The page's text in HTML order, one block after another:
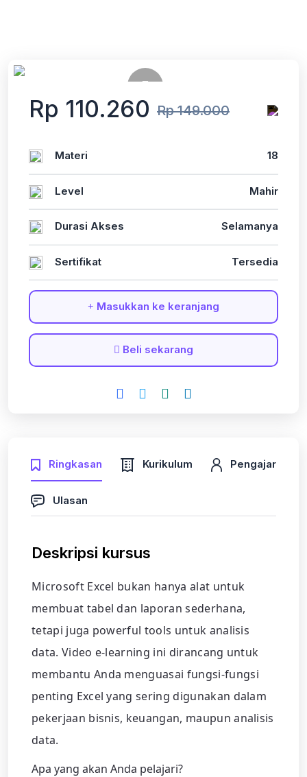
Ringkasan Kurikulum Pengajar
Ulasan
Deskripsi kursus
Microsoft Excel bukan hanya alat untuk
membuat tabel dan laporan sederhana,
tetapi juga powerful tools untuk analisis
data. Video e-learning ini dirancang untuk
membantu Anda menguasai fungsi-fungsi
penting Excel yang sering digunakan dalam
pekerjaan bisnis, keuangan, maupun analisis
data.
Apa yang akan Anda pelajari?
Rp 110.260 Rp 149.000
Materi 18
Level Mahir
Durasi Akses Selamanya
Sertifikat Tersedia
Masukkan ke keranjang
Beli sekarang